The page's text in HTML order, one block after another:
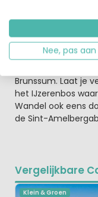
Bourgondisch
Limburg de
terrasjes en mooie
Brunssum. Laat je
het IJzerenbos
Wandel ook eens
de Sint-
Vergelijkbare
Klein & Groen
Nee, pas aan